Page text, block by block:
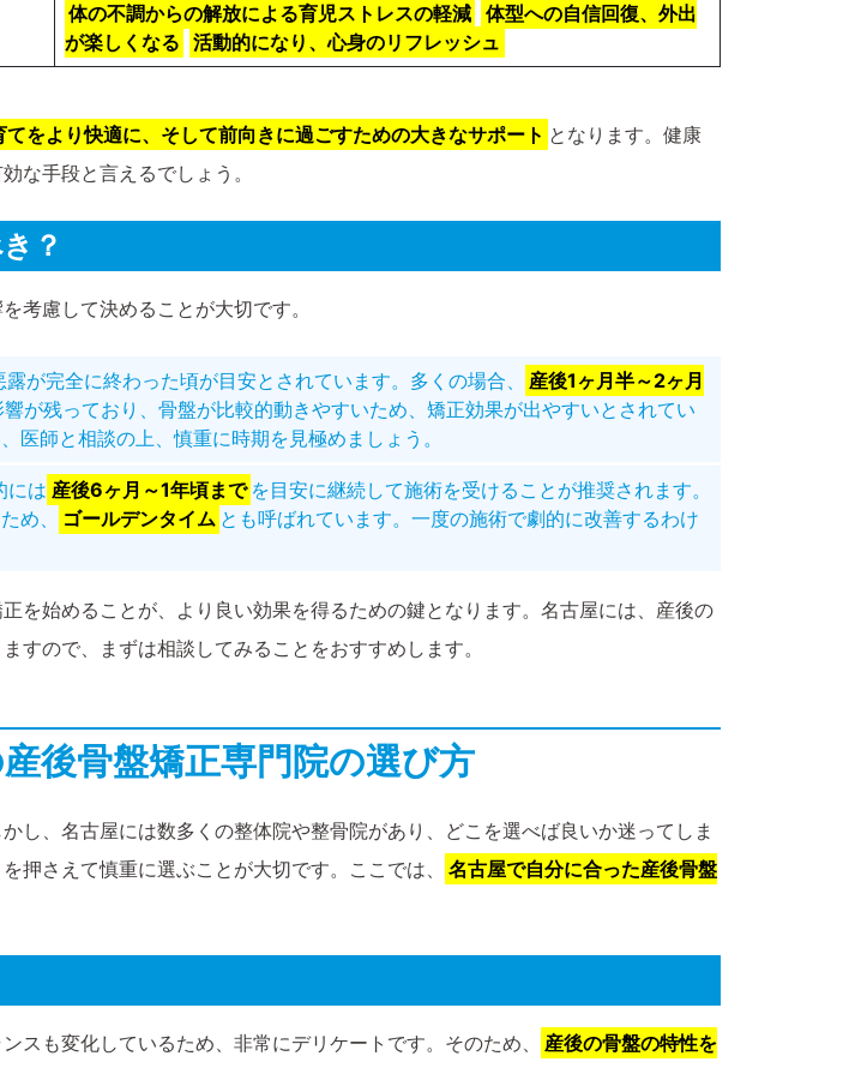
体の不調からの解放による育児ストレスの軽減 体型への自信回復、外出
が楽しくなる
活動的になり、心身のリフレッシュ
をより快適に、そして前向きに過ごすための大きなサポート となります。健康
な手段と言えるでしょう。
？
考慮して決めることが大切です。
露が完全に終わった頃が目安とされています。多くの場合、
産後1ヶ月半～2ヶ月
が残っており、骨盤が比較的動きやすいため、矯正効果が出やすいとされてい
医師と相談の上、慎重に時期を見極めましょう。
には 産後6ヶ月～1年頃まで を目安に継続して施術を受けることが推奨されます。
め、
ゴールデンタイム とも呼ばれています。一度の施術で劇的に改善するわけ
を始めることが、より良い効果を得るための鍵となります。名古屋には、産後の
すので、まずは相談してみることをおすすめします。
後骨盤矯正専門院の選び方
し、名古屋には数多くの整体院や整骨院があり、どこを選べば良いか迷ってしま
押さえて慎重に選ぶことが大切です。ここでは、
名古屋で自分に合った産後骨盤
スも変化しているため、非常にデリケートです。そのため、
産後の骨盤の特性を